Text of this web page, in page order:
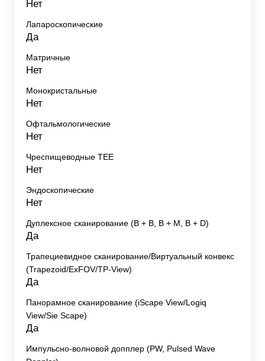
Нет
Лапароскопические
Да
Матричные
Нет
Монокристальные
Нет
Офтальмологические
Нет
Чреспищеводные TEE
Нет
Эндоскопические
Нет
Дуплексное сканирование (В + В, В + М, В + D)
Да
Трапециевидное сканирование/Виртуальный конвекс
(Trapezoid/ExFOV/TP-View)
Да
Панорамное сканирование (iScape View/Logiq
View/Sie Scape)
Да
Импульсно-волновой допплер (PW, Pulsed Wave